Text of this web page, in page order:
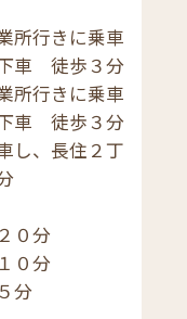
所行きに乗車
車 徒歩３分
所行きに乗車
車 徒歩３分
し、長住２丁
０分
０分
分